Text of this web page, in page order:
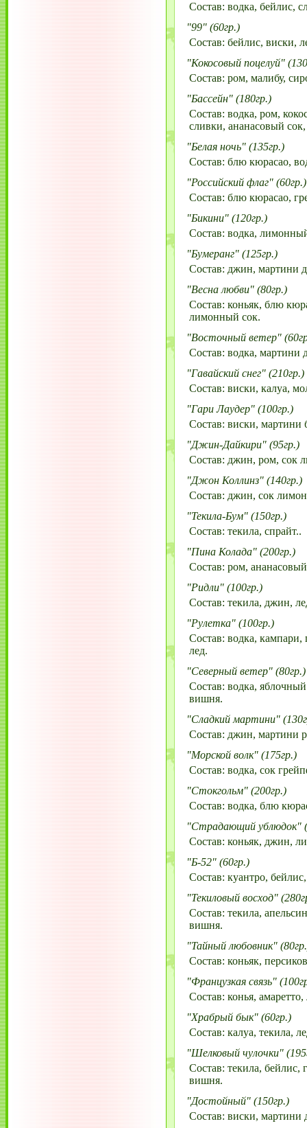
Состав: водка, бейлис,
"99" (60гр.)
Состав: бейлис, виски,
"Кокосовый поцелуй"
Состав: ром, малибу,
"Бассейн" (180гр.)
Состав: водка, ром,
сливки, ананасовый
"Белая ночь" (135гр.)
Состав: блю кюрасао,
"Российский флаг" (60гр.)
Состав: блю кюрасао,
"Бикини" (120гр.)
Состав: водка,
"Бумеранг" (125гр.)
Состав: джин, мартини
"Весна любви" (80гр.)
Состав: коньяк, блю
лимонный сок.
"Восточный ветер"
Состав: водка, мартини
"Гавайский снег" (210гр.)
Состав: виски, калуа,
"Гари Лаудер" (100гр.)
Состав: виски, мартини
"Джин-Дайкири" (95гр.)
Состав: джин, ром, сок
"Джон Коллинз" (140гр.)
Состав: джин, сок
"Текила-Бум" (150гр.)
Состав: текила, спрайт..
"Пина Колада" (200гр.)
Состав: ром,
"Ридли" (100гр.)
Состав: текила, джин,
"Рулетка" (100гр.)
Состав: водка, кампари,
лед.
"Северный ветер" (80гр.)
Состав: водка,
вишня.
"Сладкий мартини"
Состав: джин, мартини
"Морской волк" (175гр.)
Состав: водка, сок
"Стокгольм" (200гр.)
Состав: водка, блю
"Страдающий ублюдок"
Состав: коньяк, джин,
"Б-52" (60гр.)
Состав: куантро,
"Текиловый восход"
Состав: текила,
вишня.
"Тайный любовник"
Состав: коньяк,
"Французкая связь"
Состав: конья, амаретто,
"Храбрый бык" (60гр.)
Состав: калуа, текила,
"Шелковый чулочки"
Состав: текила, бейлис,
вишня.
"Достойный" (150гр.)
Состав: виски, мартини